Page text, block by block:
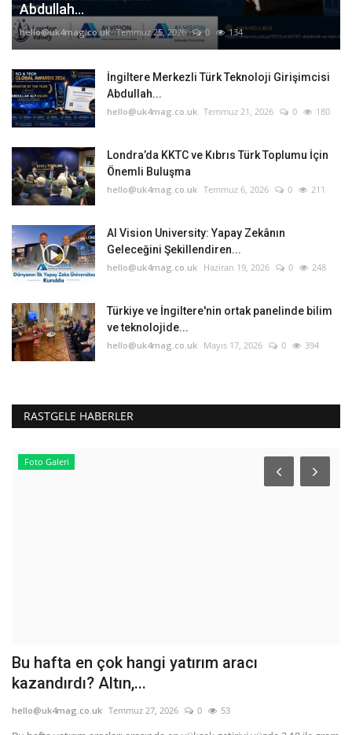
Abdullah...
hello@uk4mag.co.uk Temmuz 25, 2026 0 134
İngiltere Merkezli Türk Teknoloji Girişimcisi
Abdullah...
hello@uk4mag.co.uk Temmuz 21, 2026 0 180
Londra’da KKTC ve Kıbrıs Türk Toplumu İçin
Önemli Buluşma
hello@uk4mag.co.uk Temmuz 6, 2026 0 211
AI Vision University: Yapay Zekânın
Geleceğini Şekillendiren...
hello@uk4mag.co.uk Haziran 19, 2026 0 248
Türkiye ve İngiltere'nin ortak panelinde bilim
ve teknolojide...
hello@uk4mag.co.uk Mayıs 17, 2026 0 394
RASTGELE HABERLER
Foto Galeri
Bu hafta en çok hangi yatırım aracı
kazandırdı? Altın,...
hello@uk4mag.co.uk Temmuz 27, 2026 0 53